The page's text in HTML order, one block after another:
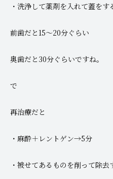
・洗浄して薬剤を入れて蓋を
前歯だと15～20分ぐらい
奥歯だと30分ぐらいですね。
で
再治療だと
・麻酔＋レントゲン→5分
・被せてあるものを削って除